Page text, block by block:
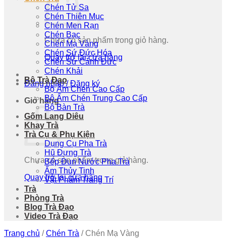
Chưa có sản phẩm trong giỏ hàng.
Quay trở lại cửa hàng
Đăng nhập / Đăng ký
Giỏ hàng
Chưa có sản phẩm trong giỏ hàng.
Quay trở lại cửa hàng
Chén Tử Sa
Chén Thiên Mục
Chén Men Rạn
Chén Bạc
Chén Mạ Vàng
Chén Sứ Đức Hóa
Chén Sứ Cảnh Đức
Chén Khải
Bộ Trà Đạo
Bộ Ấm Chén Cao Cấp
Bộ Ấm Chén Trung Cao Cấp
Bộ Bàn Trà
Gốm Lang Diêu
Khay Trà
Trà Cụ & Phụ Kiện
Dụng Cụ Pha Trà
Hũ Đựng Trà
Bếp Đun Nước Pha Trà
Ấm Thủy Tinh
Vật Phẩm Trang Trí
Trà
Phòng Trà
Blog Trà Đạo
Video Trà Đạo
Trang chủ / Chén Trà /Chén Mạ Vàng